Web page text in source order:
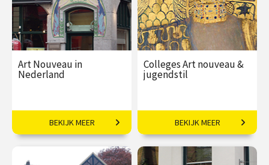
Art Nouveau in
Nederland
Wandelen door Alkmaar,
Amsterdam, Den Haag en
Utrecht
€ 99,00
BEKIJK MEER
Colleges Art nouveau &
jugendstil
Vloeiende vernieuwing in
€ 259,00
BEKIJK MEER